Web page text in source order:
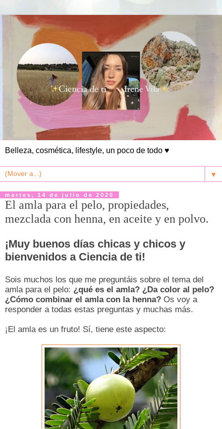
Belleza, cosmética, lifestyle, un poco de todo ♥
▼
martes, 14 de julio de 2020
El amla para el pelo, propiedades,
mezclada con henna, en aceite y en polvo.
¡Muy buenos días chicas y chicos y
bienvenidos a Ciencia de ti!
Sois muchos los que me preguntáis sobre el tema del
amla para el pelo: ¿qué es el amla? ¿Da color al pelo?
¿Cómo combinar el amla con la henna? Os voy a
responder a todas estas preguntas y muchas más.
¡El amla es un fruto! Sí, tiene este aspecto: